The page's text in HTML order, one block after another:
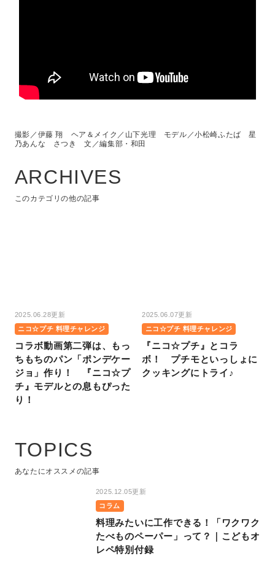
撮影／伊藤 翔 ヘア＆メイク／山下光理 モデル／小松崎ふたば 星
乃あんな さつき 文／編集部・和田
ARCHIVES
このカテゴリの他の記事
2025.06.28更新
ニコ☆プチ 料理チャレンジ
コラボ動画第二弾は、もっ
ちもちのパン「ポンデケー
ジョ」作り！ 『ニコ☆プ
チ』モデルとの息もぴった
り！
2025.06.07更新
ニコ☆プチ 料理チャレンジ
『ニコ☆プチ』とコラ
ボ！ プチモといっしょに
クッキングにトライ♪
TOPICS
あなたにオススメの記事
2025.12.05更新
コラム
料理みたいに工作できる！「ワクワク
たべものペーパー」って？｜こどもオ
レペ特別付録